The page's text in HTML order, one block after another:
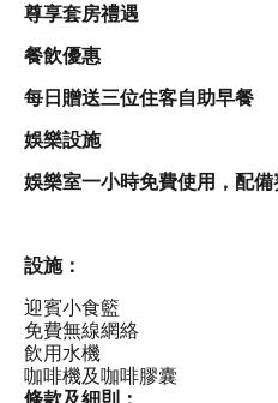
點
擊
「下
一
個」
和
「上
一
即
可
查
看
影
像。
尊享套房禮遇
餐飲優惠
每日贈送三位住客自助早餐
娛樂設施
娛樂室一小時免費使用，配
設施：
迎賓小食籃
免費無線網絡
飲用水機
咖啡機及咖啡膠囊
條款及細則：